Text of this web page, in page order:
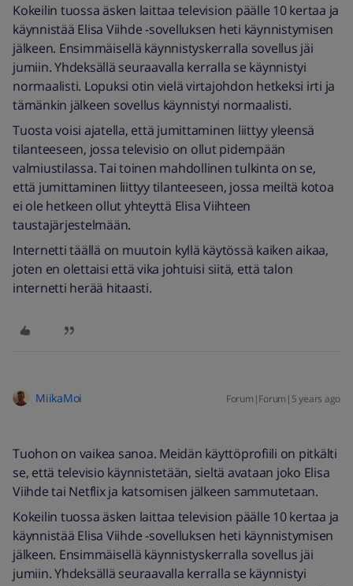
Kokeilin tuossa äsken laittaa television päälle 10 kertaa ja
käynnistää Elisa Viihde -sovelluksen heti käynnistymisen
jälkeen. Ensimmäisellä käynnistyskerralla sovellus jäi
jumiin. Yhdeksällä seuraavalla kerralla se käynnistyi
normaalisti. Lopuksi otin vielä virtajohdon hetkeksi irti ja
tämänkin jälkeen sovellus käynnistyi normaalisti.
Tuosta voisi ajatella, että jumittaminen liittyy yleensä
tilanteeseen, jossa televisio on ollut pidempään
valmiustilassa. Tai toinen mahdollinen tulkinta on se,
että jumittaminen liittyy tilanteeseen, jossa meiltä kotoa
ei ole hetkeen ollut yhteyttä Elisa Viihteen
taustajärjestelmään.
Internetti täällä on muutoin kyllä käytössä kaiken aikaa,
joten en olettaisi että vika johtuisi siitä, että talon
internetti herää hitaasti.
MiikaMoi Forum|Forum|5 years ago
Tuohon on vaikea sanoa. Meidän käyttöprofiili on pitkälti
se, että televisio käynnistetään, sieltä avataan joko Elisa
Viihde tai Netflix ja katsomisen jälkeen sammutetaan.
Kokeilin tuossa äsken laittaa television päälle 10 kertaa ja
käynnistää Elisa Viihde -sovelluksen heti käynnistymisen
jälkeen. Ensimmäisellä käynnistyskerralla sovellus jäi
jumiin. Yhdeksällä seuraavalla kerralla se käynnistyi